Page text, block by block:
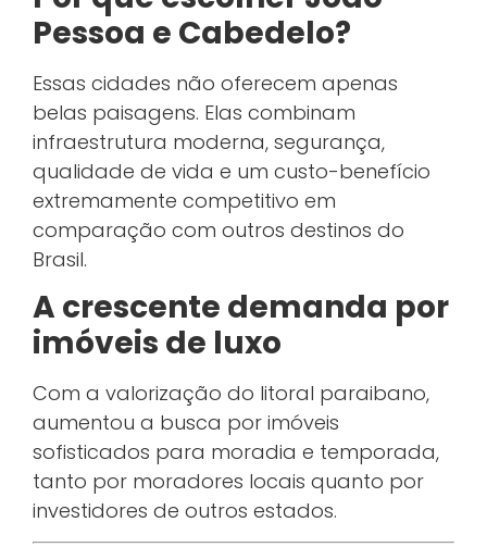
Pessoa e Cabedelo?
Essas cidades não oferecem apenas
belas paisagens. Elas combinam
infraestrutura moderna, segurança,
qualidade de vida e um custo-benefício
extremamente competitivo em
comparação com outros destinos do
Brasil.
A crescente demanda por
imóveis de luxo
Com a valorização do litoral paraibano,
aumentou a busca por imóveis
sofisticados para moradia e temporada,
tanto por moradores locais quanto por
investidores de outros estados.